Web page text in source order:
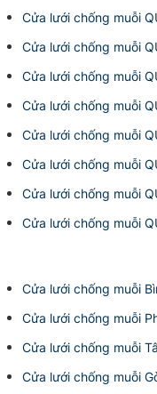
Cửa lưới chống muỗi
Cửa lưới chống muỗi
Cửa lưới chống muỗi
Cửa lưới chống muỗi
Cửa lưới chống muỗi
Cửa lưới chống muỗi
Cửa lưới chống muỗi
Cửa lưới chống muỗi
Cửa lưới chống muỗi
Cửa lưới chống muỗi
Cửa lưới chống muỗi
Cửa lưới chống muỗi